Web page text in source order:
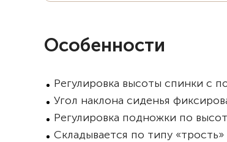
Особенности
Регулировка высоты спинки с
Угол наклона сиденья
Регулировка подножки по
Складывается по типу «трость»